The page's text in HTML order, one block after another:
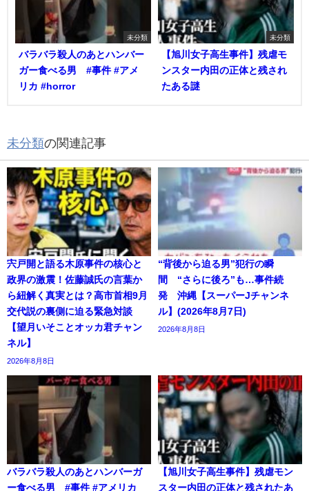
未分類
バラバラ殺人のあとハンバー
ガー食べる男 #事件 #アメ
リカ #horror
未分類
【旭川女子高生事件】残虐モ
ンスター内田の正体と残され
たある謎
未分類の関連記事
宍戸開と語る木原事件の核心と
政界の激震！佐藤誠氏の言葉か
ら紐解く真実とは？高市首相9月
交代説の裏側に迫る緊急対談
【望月いそことオッカ君チャン
ネル】
2026年8月8日
“背後から迫る男”犯行の瞬
間 “さらに後ろ”も…事件続
発 沖縄【スーパーJチャンネ
ル】(2026年8月7日)
2026年8月8日
バラバラ殺人のあとハンバーガ
ー食べる男 #事件 #アメリカ
【旭川女子高生事件】残虐モン
スター内田の正体と残されたあ